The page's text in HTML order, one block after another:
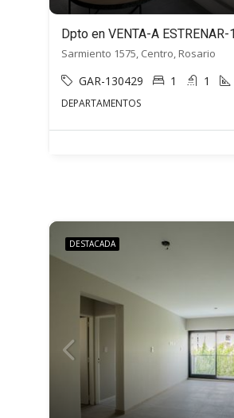
Sarmiento 1575, Centro, Rosario
GAR-130429 1 1
DEPARTAMENTOS
DESTACADA